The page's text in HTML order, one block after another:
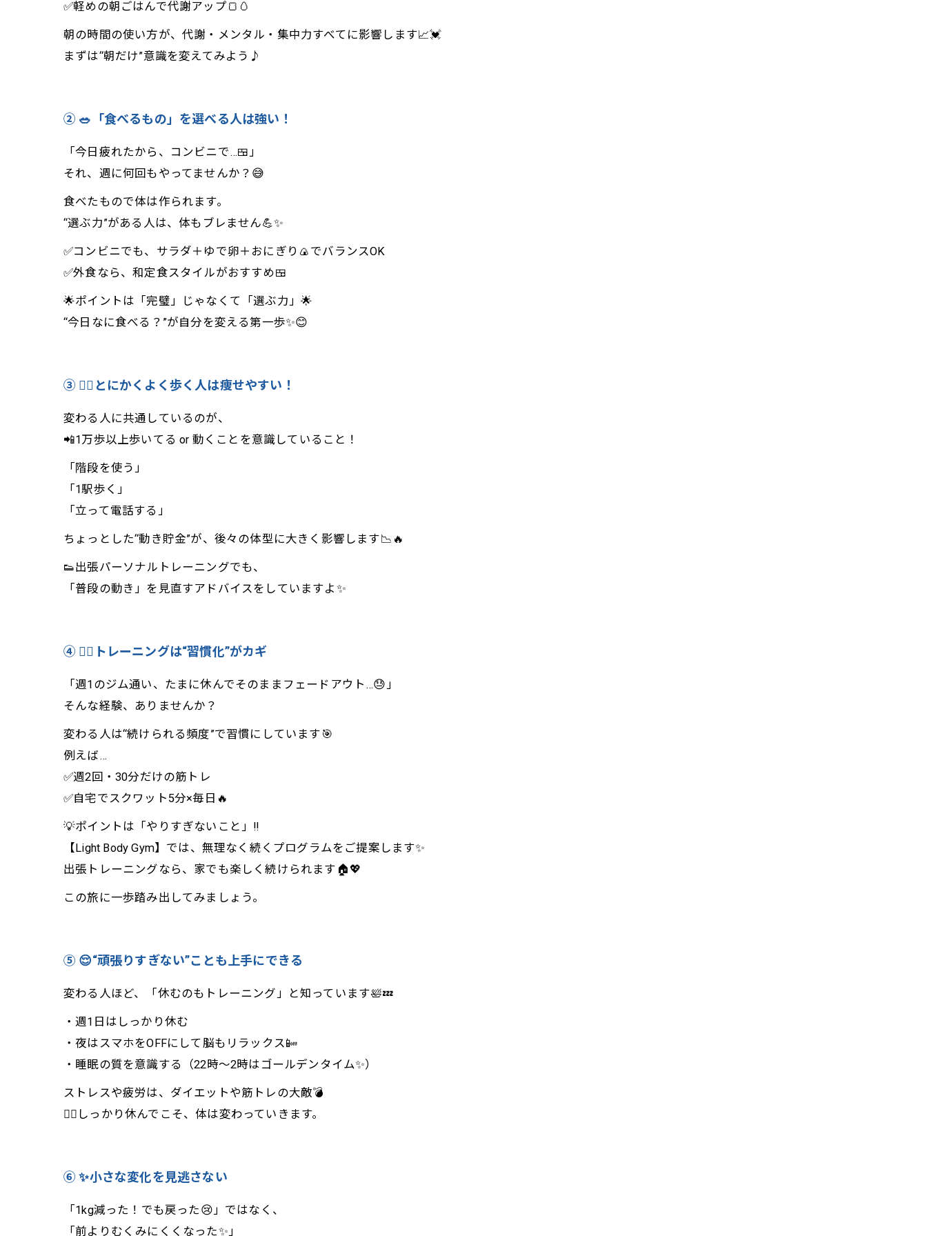
✅軽めの朝ごはんで代謝アップ🍞🥚
朝の時間の使い方が、代謝・メンタル・集中力すべてに影響します📈💓
まずは“朝だけ”意識を変えてみよう♪
② 🥗「食べるもの」を選べる人は強い！
「今日疲れたから、コンビニで…🍱」
それ、週に何回もやってませんか？😅
食べたもので体は作られます。
“選ぶ力”がある人は、体もブレません💪✨
✅コンビニでも、サラダ＋ゆで卵＋おにぎり🍙でバランスOK
✅外食なら、和定食スタイルがおすすめ🍱
🌟ポイントは「完璧」じゃなくて「選ぶ力」🌟
“今日なに食べる？”が自分を変える第一歩✨😊
③ 🚶‍♀️とにかくよく歩く人は痩せやすい！
変わる人に共通しているのが、
📲1万歩以上歩いてる or 動くことを意識していること！
「階段を使う」
「1駅歩く」
「立って電話する」
ちょっとした“動き貯金”が、後々の体型に大きく影響します📉🔥
👟出張パーソナルトレーニングでも、
「普段の動き」を見直すアドバイスをしていますよ✨
④ 🏋️‍♂️トレーニングは“習慣化”がカギ
「週1のジム通い、たまに休んでそのままフェードアウト…😓」
そんな経験、ありませんか？
変わる人は“続けられる頻度”で習慣にしています🎯
例えば…
✅週2回・30分だけの筋トレ
✅自宅でスクワット5分×毎日🔥
💡ポイントは「やりすぎないこと」‼️
【Light Body Gym】では、無理なく続くプログラムをご提案します✨
出張トレーニングなら、家でも楽しく続けられます🏠💖
この旅に一歩踏み出してみましょう。
⑤ 😌“頑張りすぎない”ことも上手にできる
変わる人ほど、「休むのもトレーニング」と知っています🛀💤
・週1日はしっかり休む
・夜はスマホをOFFにして脳もリラックス📴
・睡眠の質を意識する（22時〜2時はゴールデンタイム✨）
ストレスや疲労は、ダイエットや筋トレの大敵💣
💆‍♀️しっかり休んでこそ、体は変わっていきます。
⑥ ✨小さな変化を見逃さない
「1kg減った！でも戻った😢」ではなく、
「前よりむくみにくくなった✨」